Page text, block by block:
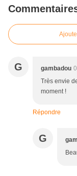
G gambadou
Très envie
moment !
Répondre
G